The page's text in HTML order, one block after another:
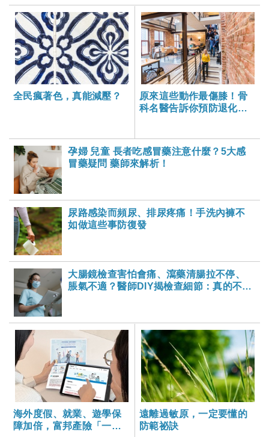
全民瘋著色，真能減壓？
原來這些動作最傷膝！骨
科名醫告訴你預防退化性
孕婦 兒童 長者吃感冒藥注意什麼？5大感
冒藥疑問 藥師來解析！
尿路感染而頻尿、排尿疼痛！手洗內褲不
如做這些事防復發
大腸鏡檢查害怕會痛、瀉藥清腸拉不停、
脹氣不適？醫師DIY揭檢查細節：真的不
海外度假、就業、遊學保
障加倍，富邦產險「一期
遠離過敏原，一定要懂的
防範祕訣